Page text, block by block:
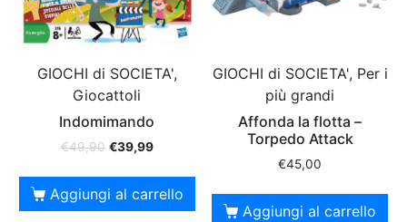
GIOCHI di SOCIETA',
Giocattoli
Indomimando
€49,90 €39,99
Aggiungi al carrello
GIOCHI di SOCIETA', Per i
più grandi
Affonda la flotta –
Torpedo Attack
€45,00
Aggiungi al carrello